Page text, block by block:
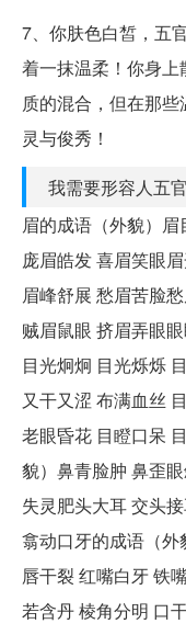
7、你肤色白皙，五
着一抹温柔！你身
质的混合，但在那
灵与俊秀！
我需要形容人五
眉的成语（外貌）
庞眉皓发 喜眉笑眼
眉峰舒展 愁眉苦脸
贼眉鼠眼 挤眉弄眼
目光炯炯 目光烁烁
又干又涩 布满血丝
老眼昏花 目瞪口呆
貌）鼻青脸肿 鼻歪
失灵肥头大耳 交头
翕动口牙的成语（
唇干裂 红嘴白牙 铁
若含丹 棱角分明 口